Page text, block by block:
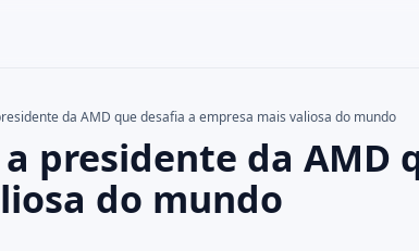
buscar ou ESC para fechar.
da AMD que desafia a empresa mais valiosa do mundo
a presidente da AMD
do mundo